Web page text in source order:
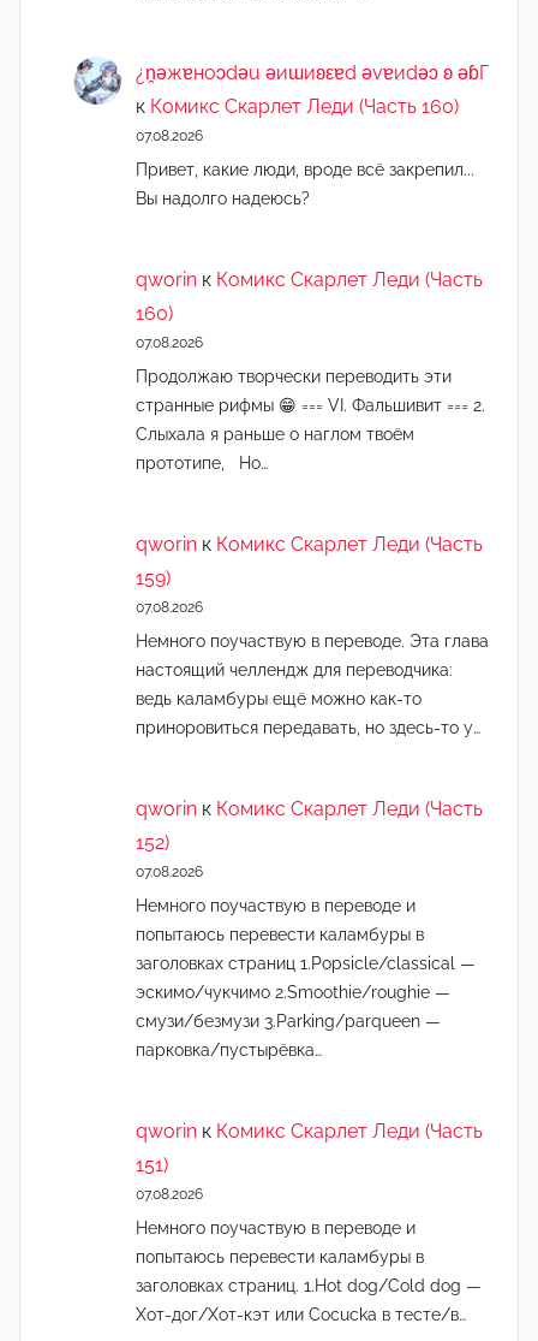
¿n̯ǝжɐноɔdǝu ǝиɯиʚεɐd ǝvɐиdǝɔ ʚ ǝɓГ
к Комикс Скарлет Леди (Часть 160)
07.08.2026
Привет, какие люди, вроде всё закрепил...
Вы надолго надеюсь?
qworin к Комикс Скарлет Леди (Часть
160)
07.08.2026
Продолжаю творчески переводить эти
странные рифмы 😁 === VI. Фальшивит === 2.
Слыхала я раньше о наглом твоём
прототипе, Но…
qworin к Комикс Скарлет Леди (Часть
159)
07.08.2026
Немного поучаствую в переводе. Эта глава
настоящий челлендж для переводчика:
ведь каламбуры ещё можно как-то
приноровиться передавать, но здесь-то у…
qworin к Комикс Скарлет Леди (Часть
152)
07.08.2026
Немного поучаствую в переводе и
попытаюсь перевести каламбуры в
заголовках страниц 1.Popsicle/classical —
эскимо/чукчимо 2.Smoothie/roughie —
смузи/безмузи 3.Parking/parqueen —
парковка/пустырёвка…
qworin к Комикс Скарлет Леди (Часть
151)
07.08.2026
Немного поучаствую в переводе и
попытаюсь перевести каламбуры в
заголовках страниц. 1.Hot dog/Cold dog —
Хот-дог/Хот-кэт или Cocucka в тесте/в…